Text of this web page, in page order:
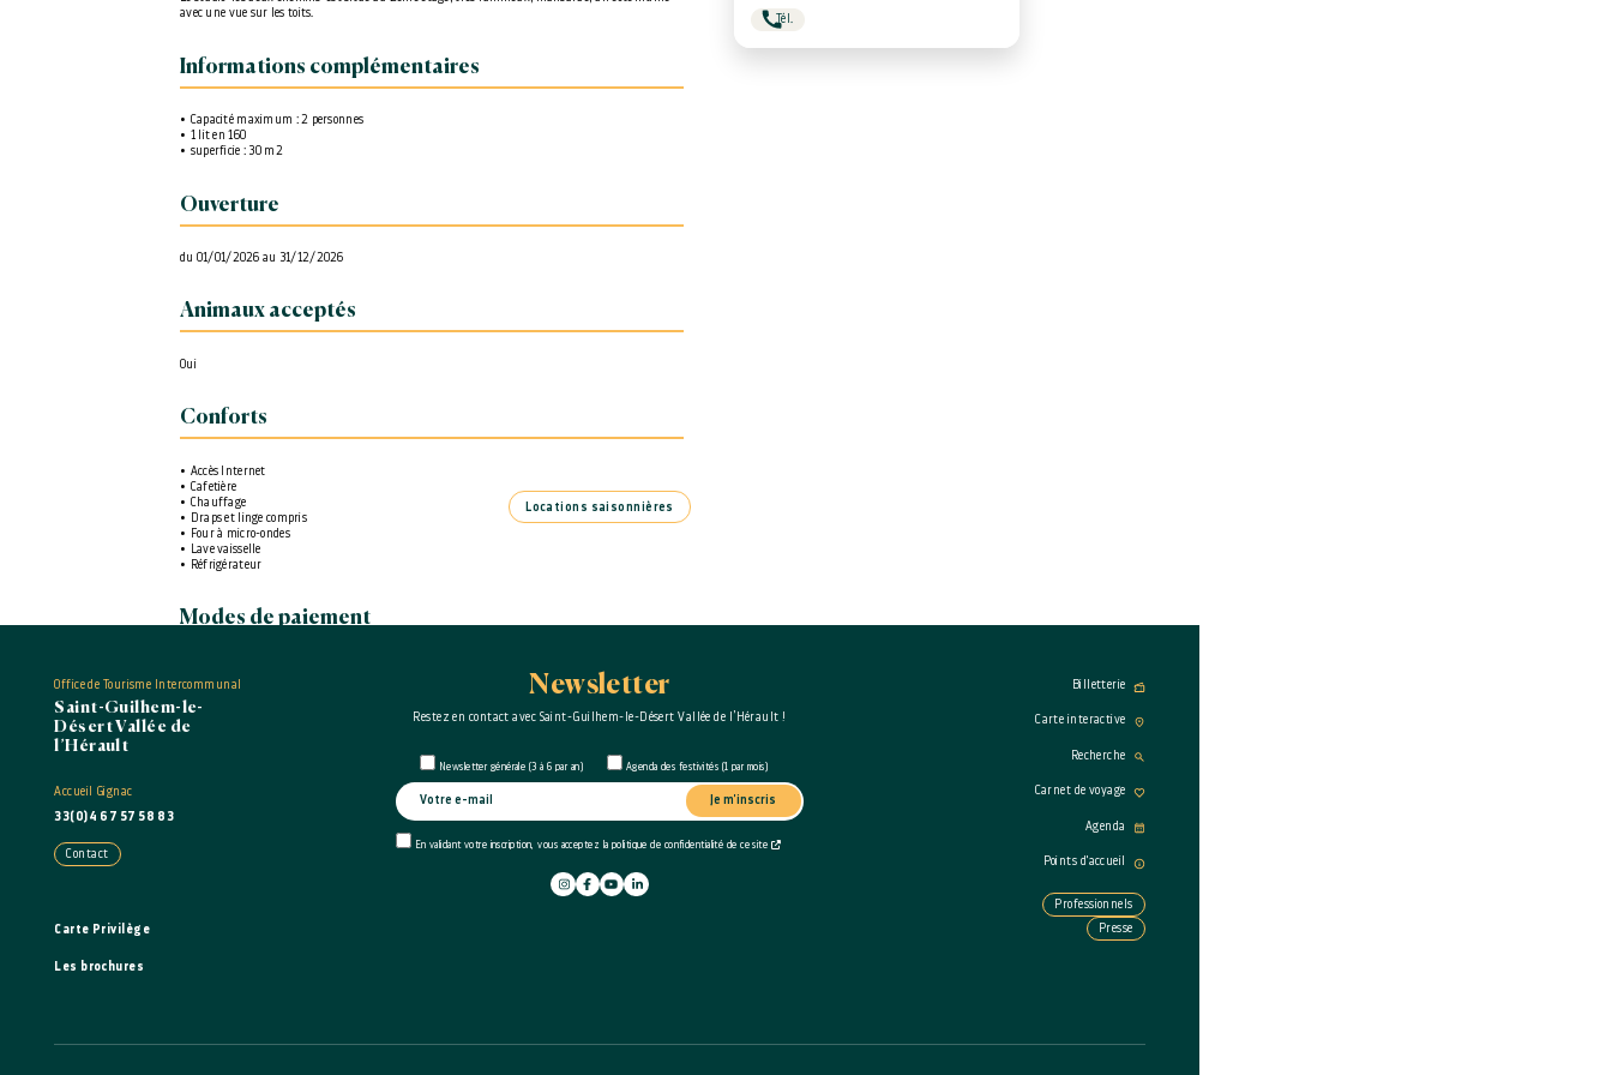
avec une vue sur les toits.
Informations complémentaires
Capacité maximum : 2 personnes
1 lit en 160
superficie : 30 m2
Ouverture
du 01/01/2026 au 31/12/2026
Animaux acceptés
Oui
Conforts
Accès Internet
Cafetière
Chauffage
Draps et linge compris
Four à micro-ondes
Lave vaisselle
Réfrigérateur
Modes de paiement
Paypal
Tél.
Locations saisonnières
Office de Tourisme Intercommunal
Saint-Guilhem-le-
Désert Vallée de
l’Hérault
Accueil Gignac
33(0)4 67 57 58 83
Contact
Carte Privilège
Les brochures
Newsletter
Restez en contact avec Saint-Guilhem-le-Désert Vallée de l’Hérault !
Newsletter générale (3 à 6 par an) Agenda des festivités (1 par mois)
En validant votre inscription, vous acceptez la politique de confidentialité de ce site
Je m'inscris
Billetterie
Carte interactive
Recherche
Carnet de voyage
Agenda
Points d'accueil
Professionnels
Presse